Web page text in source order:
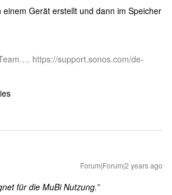
einem Gerät erstellt und dann im Speicher
https://support.sonos.com/de-
Forum|Forum|2 years ago
für die MuBi Nutzung.”